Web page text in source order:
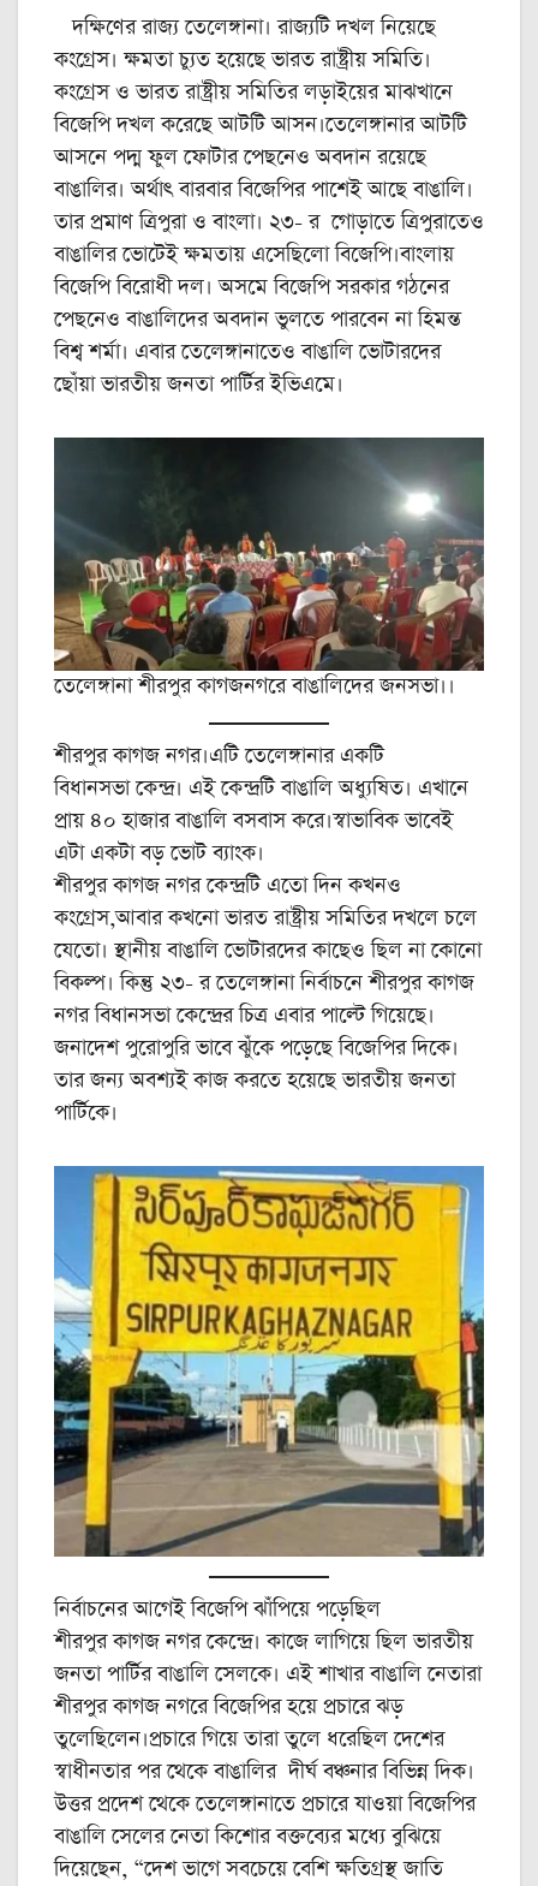
দক্ষিণের রাজ্য তেলেঙ্গানা। রাজ্যটি দখল নিয়েছে
কংগ্রেস। ক্ষমতা চ্যুত হয়েছে ভারত রাষ্ট্রীয় সমিতি।
কংগ্রেস ও ভারত রাষ্ট্রীয় সমিতির লড়াইয়ের মাঝখানে
বিজেপি দখল করেছে আটটি আসন।তেলেঙ্গানার আটটি
আসনে পদ্ম ফুল ফোটার পেছনেও অবদান রয়েছে
বাঙালির। অর্থাৎ বারবার বিজেপির পাশেই আছে বাঙালি।
তার প্রমাণ ত্রিপুরা ও বাংলা। ২৩- র গোড়াতে ত্রিপুরাতেও
বাঙালির ভোটেই ক্ষমতায় এসেছিলো বিজেপি।বাংলায়
বিজেপি বিরোধী দল। অসমে বিজেপি সরকার গঠনের
পেছনেও বাঙালিদের অবদান ভুলতে পারবেন না হিমন্ত
বিশ্ব শর্মা। এবার তেলেঙ্গানাতেও বাঙালি ভোটারদের
ছোঁয়া ভারতীয় জনতা পার্টির ইভিএমে।
তেলেঙ্গানা শীরপুর কাগজনগরে বাঙালিদের জনসভা।।
শীরপুর কাগজ নগর।এটি তেলেঙ্গানার একটি
বিধানসভা কেন্দ্র। এই কেন্দ্রটি বাঙালি অধ্যুষিত। এখানে
প্রায় ৪০ হাজার বাঙালি বসবাস করে।স্বাভাবিক ভাবেই
এটা একটা বড় ভোট ব্যাংক।
শীরপুর কাগজ নগর কেন্দ্রটি এতো দিন কখনও
কংগ্রেস,আবার কখনো ভারত রাষ্ট্রীয় সমিতির দখলে চলে
যেতো। স্থানীয় বাঙালি ভোটারদের কাছেও ছিল না কোনো
বিকল্প। কিন্তু ২৩- র তেলেঙ্গানা নির্বাচনে শীরপুর কাগজ
নগর বিধানসভা কেন্দ্রের চিত্র এবার পাল্টে গিয়েছে।
জনাদেশ পুরোপুরি ভাবে ঝুঁকে পড়েছে বিজেপির দিকে।
তার জন্য অবশ্যই কাজ করতে হয়েছে ভারতীয় জনতা
পার্টিকে।
নির্বাচনের আগেই বিজেপি ঝাঁপিয়ে পড়েছিল
শীরপুর কাগজ নগর কেন্দ্রে। কাজে লাগিয়ে ছিল ভারতীয়
জনতা পার্টির বাঙালি সেলকে। এই শাখার বাঙালি নেতারা
শীরপুর কাগজ নগরে বিজেপির হয়ে প্রচারে ঝড়
তুলেছিলেন।প্রচারে গিয়ে তারা তুলে ধরেছিল দেশের
স্বাধীনতার পর থেকে বাঙালির দীর্ঘ বঞ্চনার বিভিন্ন দিক।
উত্তর প্রদেশ থেকে তেলেঙ্গানাতে প্রচারে যাওয়া বিজেপির
বাঙালি সেলের নেতা কিশোর বক্তব্যের মধ্যে বুঝিয়ে
দিয়েছেন, “দেশ ভাগে সবচেয়ে বেশি ক্ষতিগ্রস্থ জাতি